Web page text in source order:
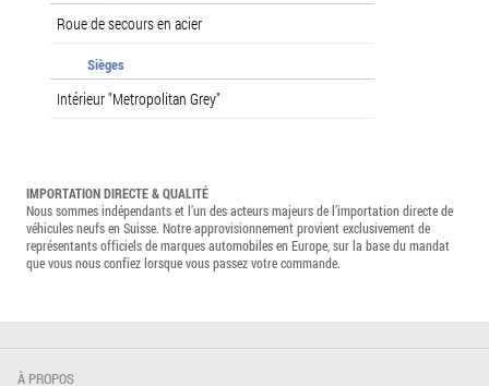
Roue de secours en acier
Sièges
Intérieur "Metropolitan Grey"
IMPORTATION DIRECTE & QUALITÉ
Nous sommes indépendants et l’un des acteurs majeurs de l’importation directe de
véhicules neufs en Suisse. Notre approvisionnement provient exclusivement de
représentants officiels de marques automobiles en Europe, sur la base du mandat
que vous nous confiez lorsque vous passez votre commande.
À PROPOS